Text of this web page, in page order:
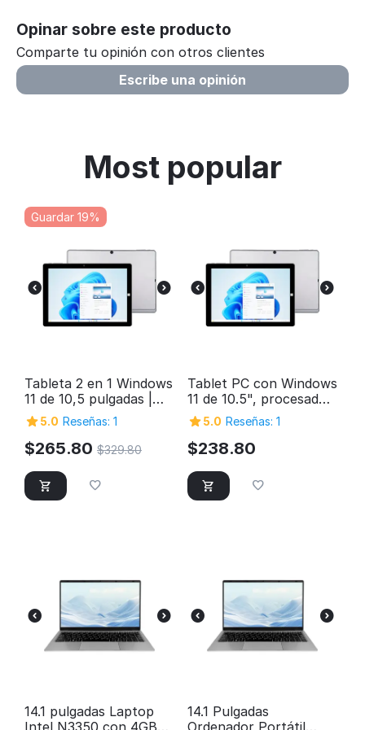
Opinar sobre este producto
Comparte tu opinión con otros clientes
Escribe una opinión
Most popular
Guardar 19%
Tableta 2 en 1 Windows
11 de 10,5 pulgadas |
Procesador Intel Quad-
Core, 12 GB de RAM, 1
TB de almacenamiento
5.0 Reseñas: 1
$265.80 $329.80
Tablet PC con Windows
11 de 10.5", procesador
A152, 8GB de RAM,
almacenamiento de
256GB, pantalla FHD,
procesador Intel Quad-
Core 2 en 1, puerto
SuperSpeed USB 3.0,
5.0 Reseñas: 1
$238.80
14.1 pulgadas Laptop
14.1 Pulgadas